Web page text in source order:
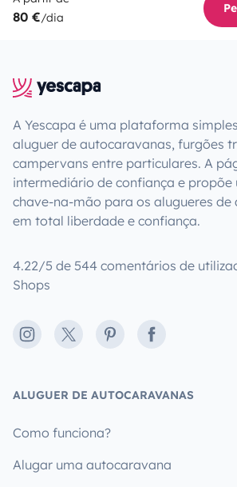
80 €/dia
A Yescapa é uma plataforma
aluguer de autocaravanas, furgões
campervans entre particulares. A
intermediário de confiança e propõe
chave-na-mão para os alugueres de
em total liberdade e confiança.
4.22/5 de 544 comentários de
Shops
Instagram
X PinterestFacebook
ALUGUER DE AUTOCARAVANAS
Como funciona?
Alugar uma autocaravana